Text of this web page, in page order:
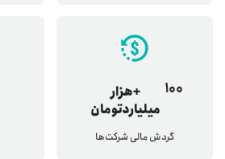
100
+هزار
میلیارد‌تومان
گردش مالی شرکت‌ها